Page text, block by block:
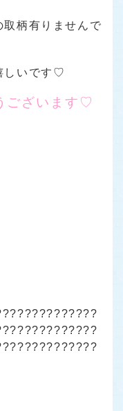
取柄有りませんで
しいです♡
ございます♡